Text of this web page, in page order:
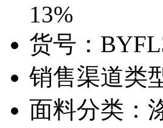
13%
货号：
销售渠道类
面料分类：